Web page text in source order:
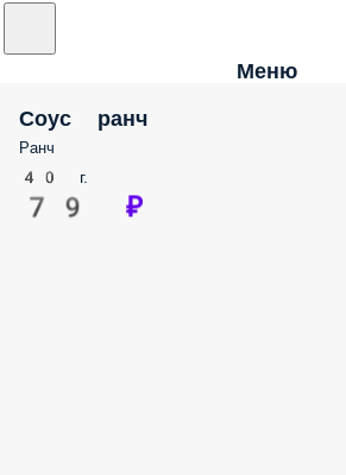
Меню
Соус ранч
Ранч
40 г.
79 ₽